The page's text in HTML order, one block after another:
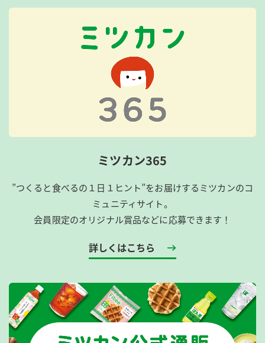
ミツカン365
”つくると食べるの１日１ヒント”をお届けするミツカンのコ
ミュニティサイト。
会員限定のオリジナル賞品などに応募できます！
詳しくはこちら